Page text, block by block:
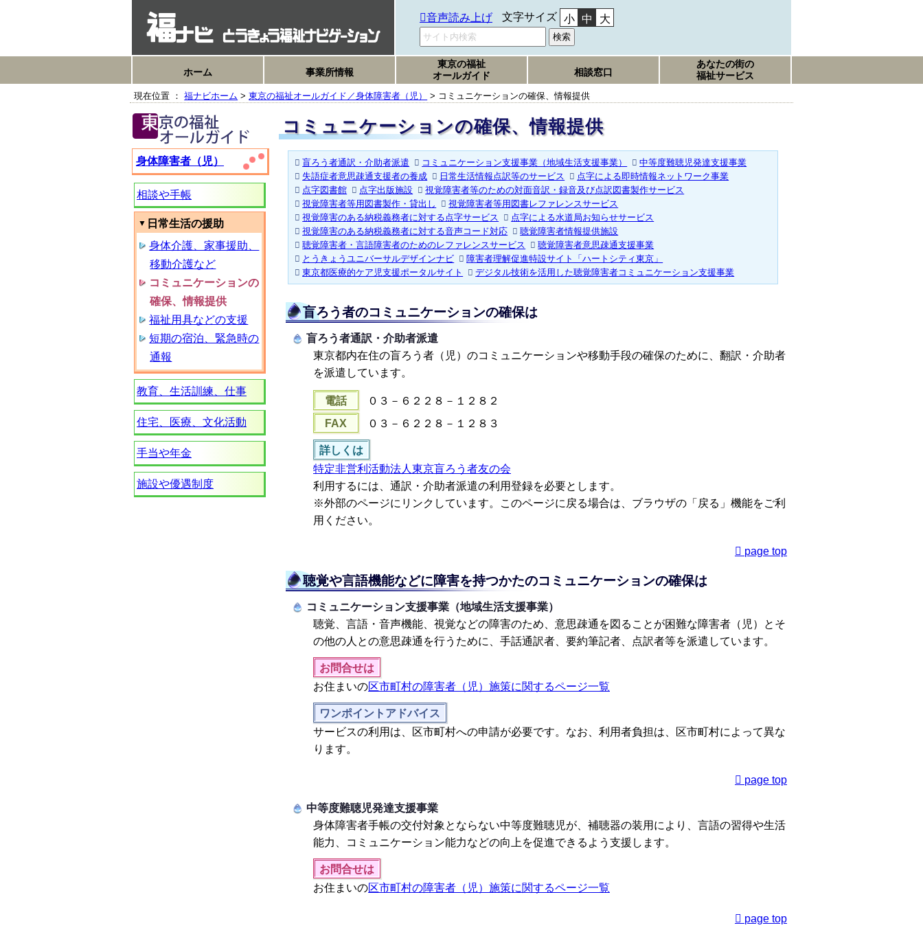
音声読み上げ 文字サイズ 小 中 大
ホーム 事業所情報
東京の福祉
オールガイド
相談窓口
あなたの街の
福祉サービス
現在位置 ：福ナビホーム >東京の福祉オールガイド／身体障害者（児） > コミュニケーションの確保、情報提供
身体障害者（児）
相談や手帳
日常生活の援助
身体介護、家事援助、
移動介護など
コミュニケーションの
確保、情報提供
福祉用具などの支援
短期の宿泊、緊急時の
通報
教育、生活訓練、仕事
住宅、医療、文化活動
手当や年金
施設や優遇制度
コミュニケーションの確保、情報提供
盲ろう者通訳・介助者派遣 コミュニケーション支援事業（地域生活支援事業）
中等度難聴児発達支援事業
失語症者意思疎通支援者の養成
日常生活情報点訳等のサービス
点字による即時情報ネットワーク事業
点字図書館
点字出版施設
視覚障害者等のための対面音訳・録音及び点訳図書製作サービス
視覚障害者等用図書製作・貸出し
視覚障害者等用図書レファレンスサービス
視覚障害のある納税義務者に対する点字サービス
点字による水道局お知らせサービス
視覚障害のある納税義務者に対する音声コード対応
聴覚障害者情報提供施設
聴覚障害者・言語障害者のためのレファレンスサービス
聴覚障害者意思疎通支援事業
とうきょうユニバーサルデザインナビ
障害者理解促進特設サイト「ハートシティ東京」
東京都医療的ケア児支援ポータルサイト
デジタル技術を活用した聴覚障害者コミュニケーション支援事業
盲ろう者のコミュニケーションの確保は
盲ろう者通訳・介助者派遣
東京都内在住の盲ろう者（児）のコミュニケーションや移動手段の確保のために、翻訳・介助者
を派遣しています。
電話
０３－６２２８－１２８２
FAX
０３－６２２８－１２８３
詳しくは
特定非営利活動法人東京盲ろう者友の会
利用するには、通訳・介助者派遣の利用登録を必要とします。
※外部のページにリンクしています。このページに戻る場合は、ブラウザの「戻る」機能をご利
用ください。
page top
聴覚や言語機能などに障害を持つかたのコミュニケーションの確保は
コミュニケーション支援事業（地域生活支援事業）
聴覚、言語・音声機能、視覚などの障害のため、意思疎通を図ることが困難な障害者（児）とそ
の他の人との意思疎通を行うために、手話通訳者、要約筆記者、点訳者等を派遣しています。
お問合せは
お住まいの区市町村の障害者（児）施策に関するページ一覧
ワンポイントアドバイス
サービスの利用は、区市町村への申請が必要です。なお、利用者負担は、区市町村によって異な
ります。
page top
中等度難聴児発達支援事業
身体障害者手帳の交付対象とならない中等度難聴児が、補聴器の装用により、言語の習得や生活
能力、コミュニケーション能力などの向上を促進できるよう支援します。
お問合せは
お住まいの区市町村の障害者（児）施策に関するページ一覧
page top